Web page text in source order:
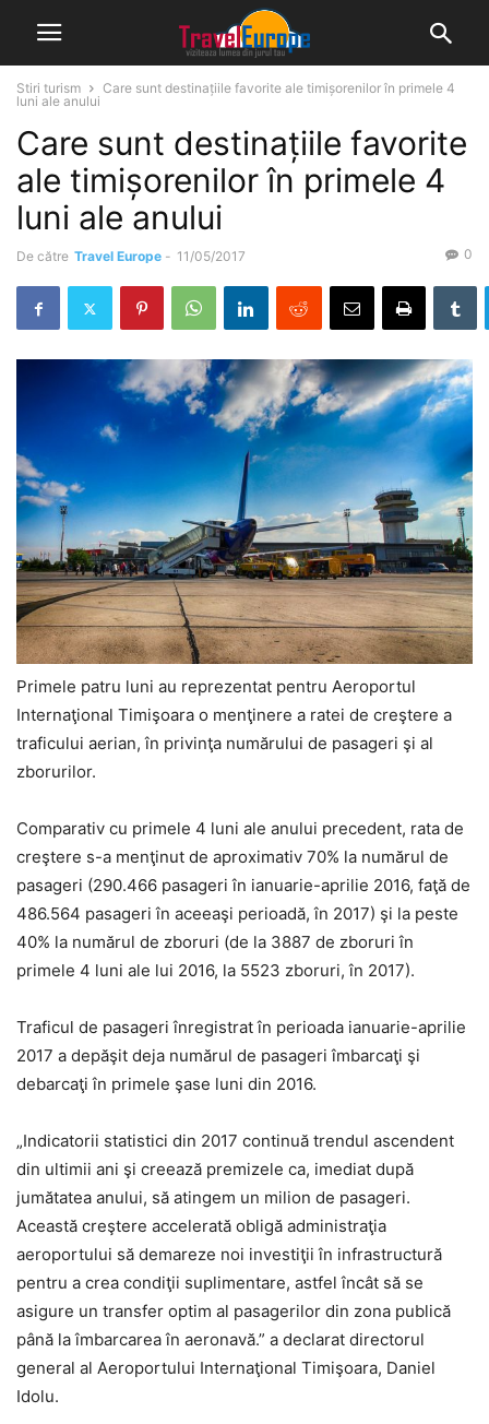
Stiri turism
Care sunt destinațiile favorite ale timișorenilor în primele 4
luni ale anului
Care sunt destinațiile favorite
ale timișorenilor în primele 4
luni ale anului
De către Travel Europe - 11/05/2017 0
Primele patru luni au reprezentat pentru Aeroportul
Internaţional Timişoara o menţinere a ratei de creştere a
traficului aerian, în privinţa numărului de pasageri şi al
zborurilor.
Comparativ cu primele 4 luni ale anului precedent, rata de
creştere s-a menţinut de aproximativ 70% la numărul de
pasageri (290.466 pasageri în ianuarie-aprilie 2016, faţă de
486.564 pasageri în aceeaşi perioadă, în 2017) şi la peste
40% la numărul de zboruri (de la 3887 de zboruri în
primele 4 luni ale lui 2016, la 5523 zboruri, în 2017).
Traficul de pasageri înregistrat în perioada ianuarie-aprilie
2017 a depăşit deja numărul de pasageri îmbarcaţi şi
debarcaţi în primele şase luni din 2016.
„Indicatorii statistici din 2017 continuă trendul ascendent
din ultimii ani şi creează premizele ca, imediat după
jumătatea anului, să atingem un milion de pasageri.
Această creştere accelerată obligă administraţia
aeroportului să demareze noi investiţii în infrastructură
pentru a crea condiţii suplimentare, astfel încât să se
asigure un transfer optim al pasagerilor din zona publică
până la îmbarcarea în aeronavă.” a declarat directorul
general al Aeroportului Internaţional Timişoara, Daniel
Idolu.